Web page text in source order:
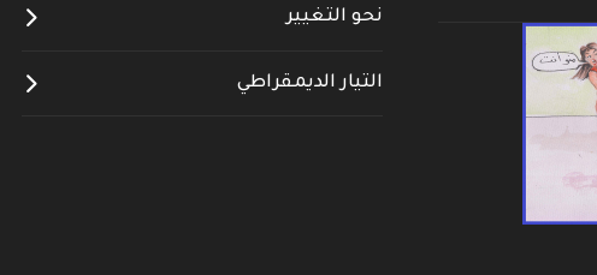
نحو التغيير
التيار الديمقراطي